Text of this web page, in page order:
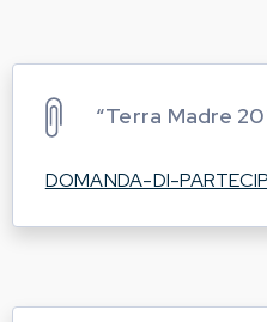
“Terra Madre
DOMANDA-DI-